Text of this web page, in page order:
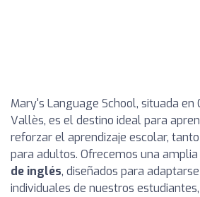
Mary's Language School, situada en
Vallès, es el destino ideal para
reforzar el aprendizaje escolar,
para adultos. Ofrecemos una
de inglés, diseñados para
individuales de nuestros